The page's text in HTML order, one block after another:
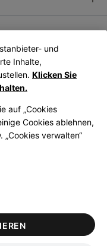
Connect
Hinweis zu Cookies
und
Inhalte,
Klicken Sie
auf „Cookies
Cookies ablehnen,
„Cookies verwalten“